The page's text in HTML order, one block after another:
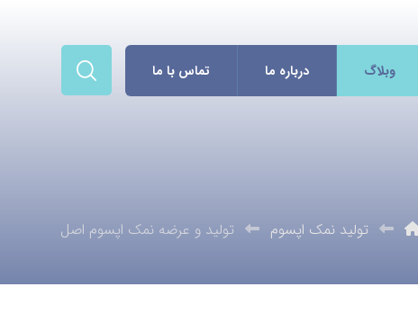
وبلاگ درباره ما تماس با ما
تولید نمک اپسوم تولید و عرضه نمک اپسوم اصل